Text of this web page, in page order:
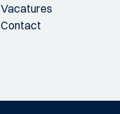
Vacatures
Contact